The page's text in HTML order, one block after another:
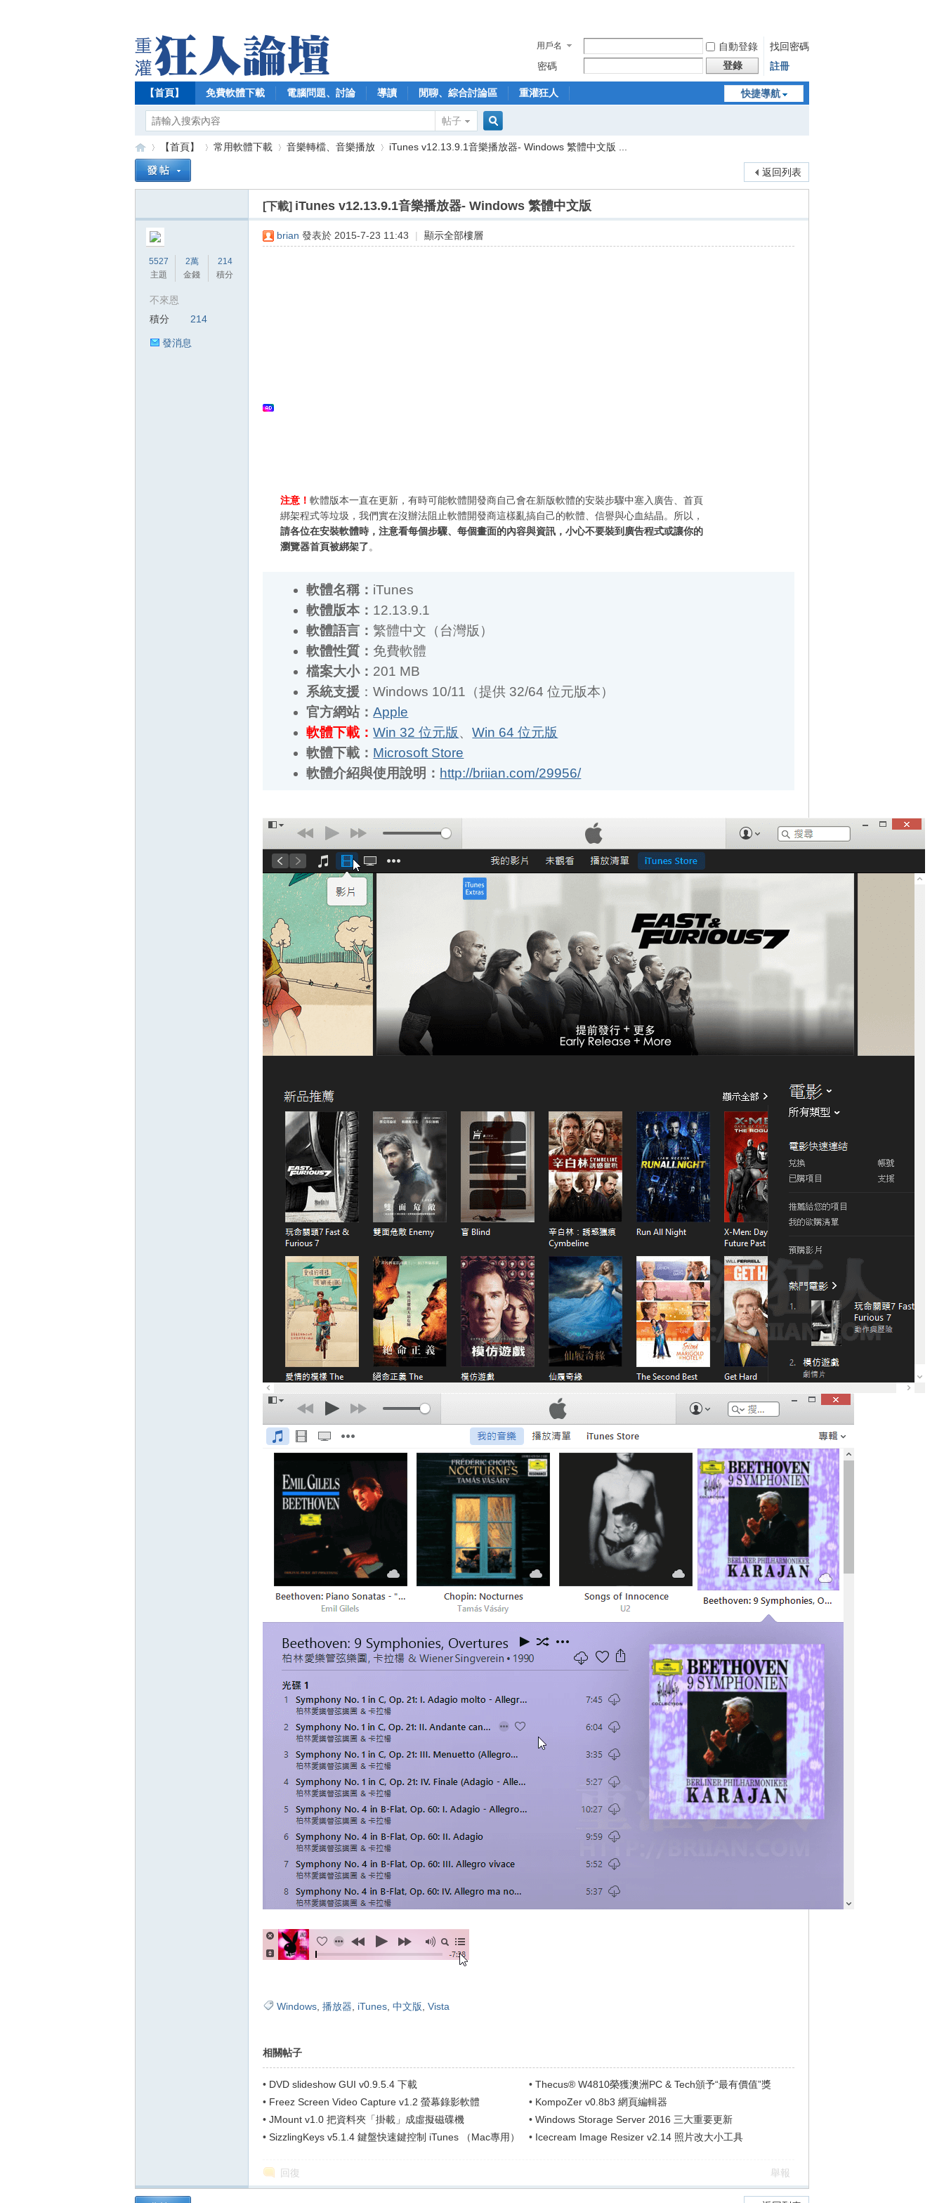
用戶名 自動登錄
找回密碼
密碼
登錄 註冊
快捷導航
【首頁】 免費軟體下載 電腦問題、討論 導讀 閒聊、綜合討論區 重灌狂人
帖子
搜
索
【首頁】 常用軟體下載
›
音樂轉檔、音樂播放
›
iTunes v12.13.9.1音樂播放器- Windows 繁體中文版 ...
返回列表
[下載] iTunes v12.13.9.1音樂播放器- Windows 繁體中文版
5527
主題
2萬
金錢
214
積分
不來恩
積分
214
發消息
brian 發表於 2015-7-23 11:43 | 顯示全部樓層
注意！ 軟體版本一直在更新，有時可能軟體開發商自己會在新版軟體的安裝步驟中塞入廣告、首頁
綁架程式等垃圾，我們實在沒辦法阻止軟體開發商這樣亂搞自己的軟體、信譽與心血結晶。所以，
請各位在安裝軟體時，注意看每個步驟、每個畫面的內容與資訊，小心不要裝到廣告程式或讓你的
瀏覽器首頁被綁架了。
軟體版本：12.13.9.1
軟體語言：繁體中文（台灣版）
軟體性質：免費軟體
檔案大小：201 MB
系統支援：Windows 10/11（提供 32/64 位元版本）
官方網站：Apple
軟體下載： Win 32 位元版
軟體下載： Microsoft Store
軟體介紹與使用說明：http://briian.com/29956/
Windows 播放器 iTunes 中文版 Vista
相關帖子
• DVD slideshow GUI v0.9.5.4 下載 • Thecus® W4810榮獲澳洲PC & Tech頒予“最有價值”獎
• Freez Screen Video Capture v1.2 螢幕錄影軟體 • KompoZer v0.8b3 網頁編輯器
• JMount v1.0 把資料夾「掛載」成虛擬磁碟機 • Windows Storage Server 2016 三大重要更新
• SizzlingKeys v5.1.4 鍵盤快速鍵控制 iTunes （Mac專用） • Icecream Image Resizer v2.14 照片改大小工具
回復 舉報